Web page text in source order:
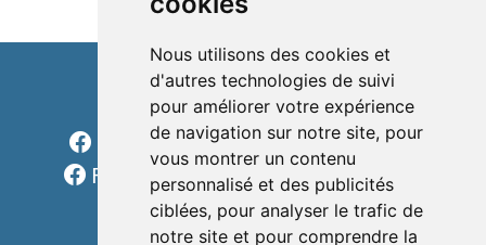
Nous utilisons des cookies et
d'autres technologies de suivi
pour améliorer votre expérience
de navigation sur notre site, pour
vous montrer un contenu
personnalisé et des publicités
ciblées, pour analyser le trafic de
notre site et pour comprendre la
Cléon d'Andran
Facebook Charols Sports Loisirs
Facebook Les rondes charolaises
formulaire